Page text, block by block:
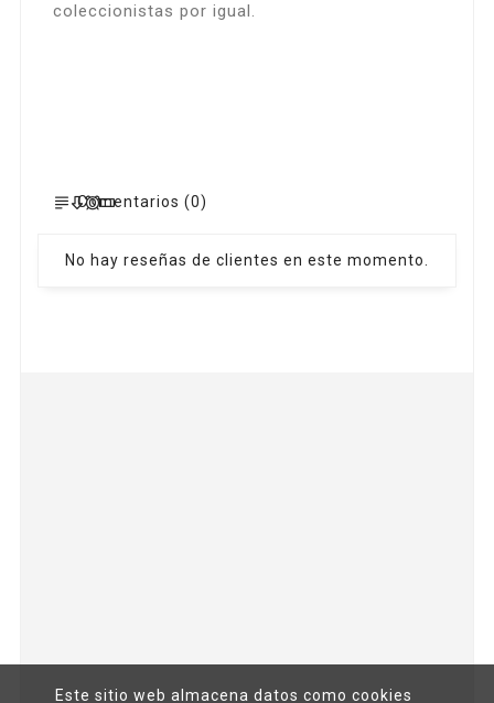
coleccionistas por igual.
Comentarios (0)
No hay reseñas de clientes en este momento.
Este sitio web almacena datos como cookies